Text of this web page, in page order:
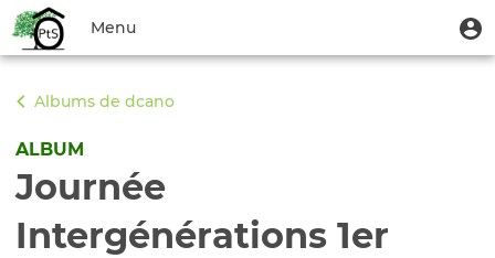
contenu
Menu
du
compte
de
l'utilisateur
Menu
Toggle
navigation
Albums de dcano
ALBUM
Journée
Intergénérations 1er